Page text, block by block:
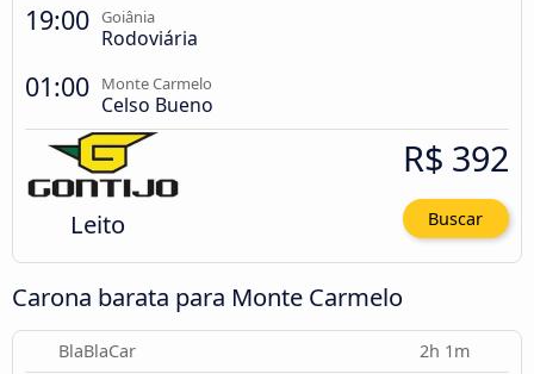
19:00 Goiânia
Rodoviária
01:00 Monte Carmelo
Celso Bueno
Leito
R$ 392
Buscar
Carona barata para Monte Carmelo
BlaBlaCar 2h 1m